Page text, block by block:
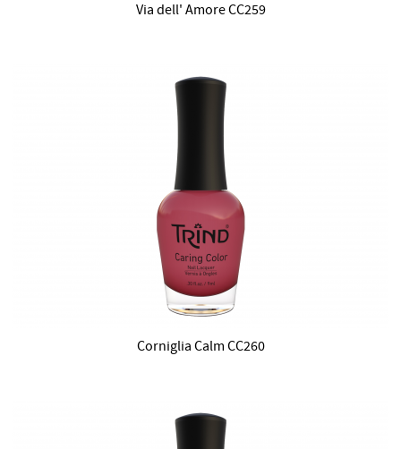
Via dell' Amore CC259
Corniglia Calm CC260